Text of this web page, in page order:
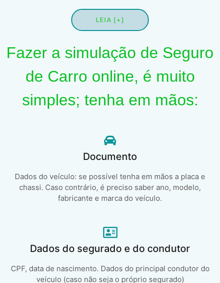
LEIA [+]
Fazer a simulação de Seguro
de Carro online, é muito
simples; tenha em mãos:
Documento
Dados do veículo: se possível tenha em mãos a placa e
chassi. Caso contrário, é preciso saber ano, modelo,
fabricante e marca do veículo.
Dados do segurado e do condutor
CPF, data de nascimento. Dados do principal condutor do
veículo (caso não seja o próprio segurado)